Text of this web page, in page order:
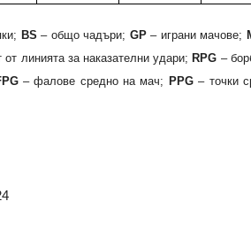
BS – общо чадъри; GP– играни мачове;
от линията за наказателни удари;RPG –
– фалове средно на мач; PPG– точки